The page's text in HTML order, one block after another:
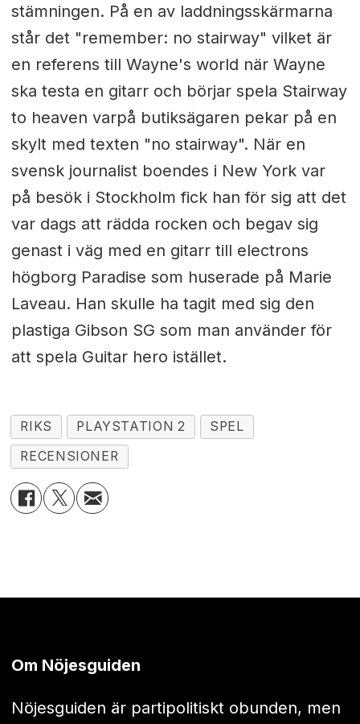
stämningen. På en av laddningsskärmarna
står det "remember: no stairway" vilket är
en referens till Wayne's world när Wayne
ska testa en gitarr och börjar spela Stairway
to heaven varpå butiksägaren pekar på en
skylt med texten "no stairway". När en
svensk journalist boendes i New York var
på besök i Stockholm fick han för sig att det
var dags att rädda rocken och begav sig
genast i väg med en gitarr till electrons
högborg Paradise som huserade på Marie
Laveau. Han skulle ha tagit med sig den
plastiga Gibson SG som man använder för
att spela Guitar hero istället.
RIKS PLAYSTATION 2
SPEL
RECENSIONER
Om Nöjesguiden
Nöjesguiden är partipolitiskt obunden, men